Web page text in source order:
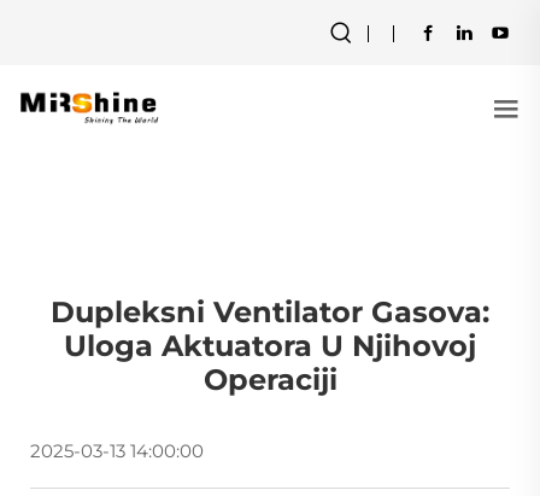
Dupleksni Ventilator Gasova:
Uloga Aktuatora U Njihovoj
Operaciji
2025-03-13 14:00:00